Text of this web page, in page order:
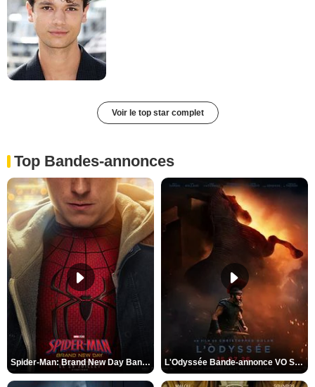
Voir le top star complet
Top Bandes-annonces
Spider-Man: Brand New Day Bande-annonce VO STFR L'Odyssée Bande-annonce VO STFR